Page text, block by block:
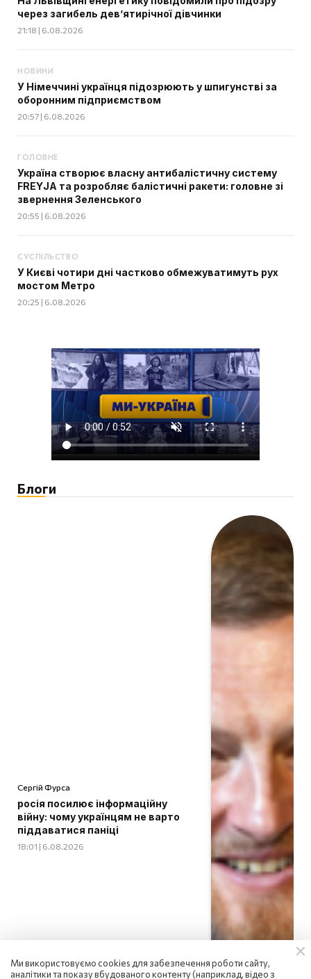
через загибель дев’ятирічної дівчинки
21:18 | 6.08.2026
НОВИНИ
У Німеччині українця підозрюють у шпигунстві за
оборонним підприємством
20:57 | 6.08.2026
ГОЛОВНЕ
Україна створює власну антибалістичну систему
FREYJA та розробляє балістичні ракети: головне зі
звернення Зеленського
20:55 | 6.08.2026
СУСПІЛЬСТВО
У Києві чотири дні частково обмежуватимуть рух
мостом Метро
20:25 | 6.08.2026
Блоги
Сергій Фурса
росія посилює інформаційну
війну: чому українцям не варто
піддаватися паніці
18:01 | 6.08.2026
Ми використовуємо cookies для забезпечення роботи сайту,
аналітики та показу вбудованого контенту (наприклад, відео з